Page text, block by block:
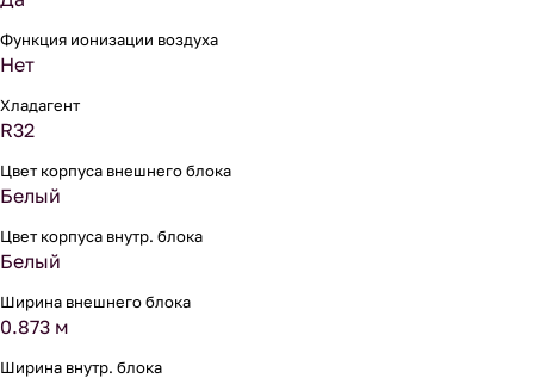
Функция ионизации воздуха
Нет
Хладагент
R32
Цвет корпуса внешнего блока
Белый
Цвет корпуса внутр. блока
Белый
Ширина внешнего блока
0.873 м
Ширина внутр. блока